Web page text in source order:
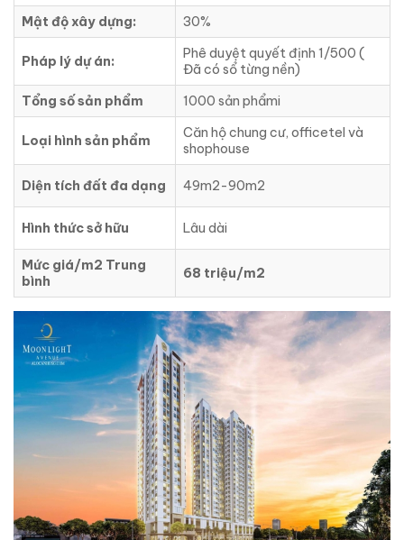
Mật độ xây dựng:
30%
Pháp lý dự án:
Phê duyệt quyết định 1/500 (
Đã có sổ từng nền)
Tổng số sản phẩm
1000 sản phẩmi
Loại hình sản phẩm
Căn hộ chung cư, officetel và
shophouse
Diện tích đất đa dạng 49m2-90m2
Hình thức sở hữu Lâu dài
Mức giá/m2 Trung
bình
68 triệu/m2